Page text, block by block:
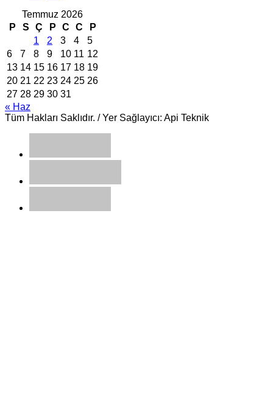
Temmuz 2026
P
S Ç P C C
P
1
2 3 4
5
6
7 8 9 10 11 12
13 14 15 16 17 18 19
20 21 22 23 24 25 26
27 28 29 30 31
« Haz
Tüm Hakları Saklıdır. / Yer Sağlayıcı: Api Teknik